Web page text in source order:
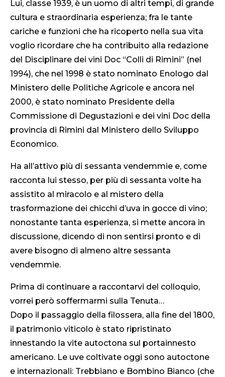
Lui, classe 1939, è un uomo di altri tempi, di grande
cultura e straordinaria esperienza; fra le tante
cariche e funzioni che ha ricoperto nella sua vita
voglio ricordare che ha contribuito alla redazione
del Disciplinare dei vini Doc “Colli di Rimini” (nel
1994), che nel 1998 è stato nominato Enologo dal
Ministero delle Politiche Agricole e ancora nel
2000, è stato nominato Presidente della
Commissione di Degustazioni e dei vini Doc della
provincia di Rimini dal Ministero dello Sviluppo
Economico.
Ha all’attivo più di sessanta vendemmie e, come
racconta lui stesso, per più di sessanta volte ha
assistito al miracolo e al mistero della
trasformazione dei chicchi d’uva in gocce di vino;
nonostante tanta esperienza, si mette ancora in
discussione, dicendo di non sentirsi pronto e di
avere bisogno di almeno altre sessanta
vendemmie.
Prima di continuare a raccontarvi del colloquio,
vorrei però soffermarmi sulla Tenuta…
Dopo il passaggio della filossera, alla fine del 1800,
il patrimonio viticolo è stato ripristinato
innestando la vite autoctona sul portainnesto
americano. Le uve coltivate oggi sono autoctone
e internazionali: Trebbiano e Bombino Bianco (che